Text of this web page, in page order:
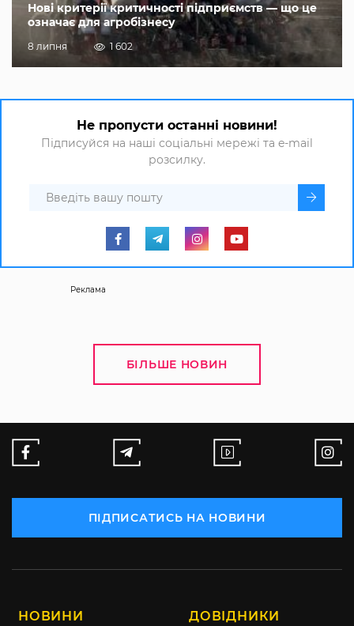
Нові критерії критичності підприємств — що це
означає для агробізнесу
8 липня 1 602
Не пропусти останні новини!
Підписуйся на наші соціальні мережі та e-mail
розсилку.
Реклама
БІЛЬШЕ НОВИН
ПІДПИСАТИСЬ НА НОВИНИ
НОВИНИ ДОВІДНИКИ